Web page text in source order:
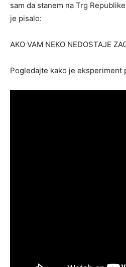
sam da stanem na Trg
je pisalo:
AKO VAM NEKO NEDOSTAJE
Pogledajte kako je eksperiment